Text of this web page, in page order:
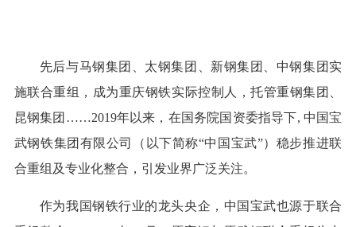
先后与马钢集团、太钢集团、新钢集团、中钢集团实
施联合重组，成为重庆钢铁实际控制人，托管重钢集团、
昆钢集团……2019年以来，在国务院国资委指导下, 中国宝
武钢铁集团有限公司（以下简称“中国宝武”）稳步推进联
合重组及专业化整合，引发业界广泛关注。
作为我国钢铁行业的龙头央企，中国宝武也源于联合